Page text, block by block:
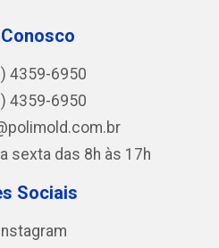
4359-6950
4359-6950
sexta das 8h às 17h
Sociais
Instagram